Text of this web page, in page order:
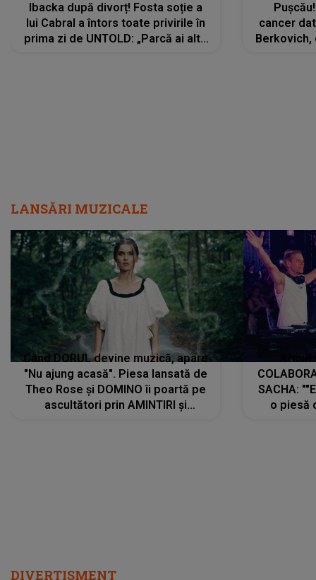
Ibacka după divorț! Fosta soție a
lui Cabral a întors toate privirile în
prima zi de UNTOLD: „Parcă ai altă
cancer
LANSĂRI MUZICALE
Când DORUL devine muzică, apare
"Nu ajung acasă". Piesa lansată de
Theo Rose și DOMINO îi poartă pe
ascultători prin AMINTIRI și
SACHA:
o piesă
DIVERTISMENT